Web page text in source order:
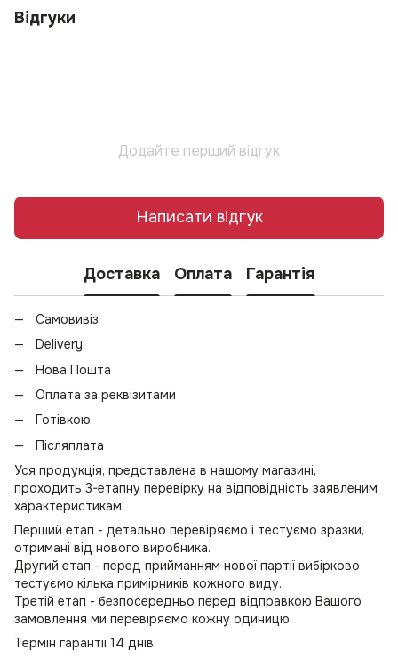
Відгуки
Додайте перший відгук
Написати відгук
Доставка Оплата Гарантія
Самовивіз
Delivery
Нова Пошта
Оплата за реквізитами
Готівкою
Післяплата
Уся продукція, представлена в нашому магазині,
проходить 3-етапну перевірку на відповідність заявленим
характеристикам.
Перший етап - детально перевіряємо і тестуємо зразки,
отримані від нового виробника.
Другий етап - перед прийманням нової партії вибірково
тестуємо кілька примірників кожного виду.
Третій етап - безпосередньо перед відправкою Вашого
замовлення ми перевіряємо кожну одиницю.
Термін гарантії 14 днів.